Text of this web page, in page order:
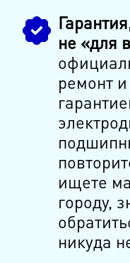
не «для
ремонт
ищете
городу,
никуда